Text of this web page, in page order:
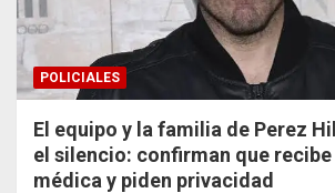
POLICIALES
El equipo y la familia de Perez
el silencio: confirman que
médica y piden privacidad